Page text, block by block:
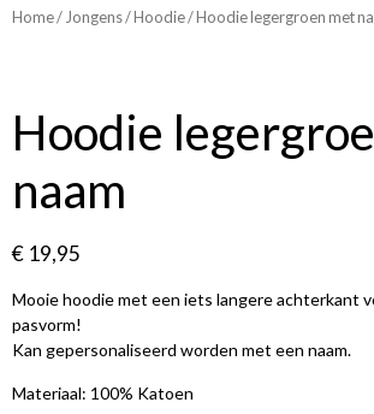
Home/ Jongens/Hoodie/ Hoodie legergroen met
Hoodie
naam
€ 19,95
Mooie hoodie met een iets langere achterkant
pasvorm!
Kan gepersonaliseerd worden met een naam.
Materiaal: 100% Katoen